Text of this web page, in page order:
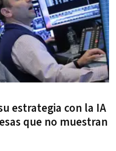
estrategia con la IA
que no muestran